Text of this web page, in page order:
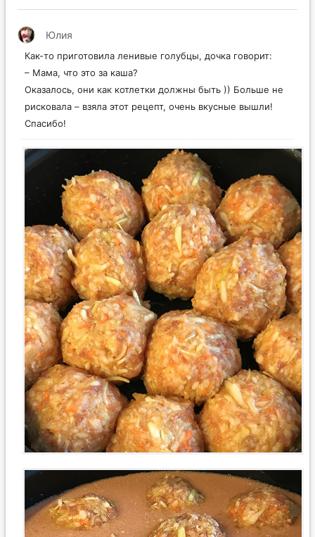
Юлия
Как-то приготовила ленивые голубцы, дочка говорит:
– Мама, что это за каша?
Оказалось, они как котлетки должны быть )) Больше не
рисковала – взяла этот рецепт, очень вкусные вышли!
Спасибо!